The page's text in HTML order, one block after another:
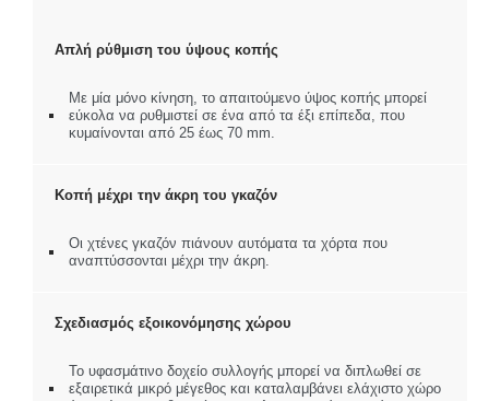
Απλή ρύθμιση του ύψους κοπής
Με μία μόνο κίνηση, το απαιτούμενο ύψος κοπής μπορεί
εύκολα να ρυθμιστεί σε ένα από τα έξι επίπεδα, που
κυμαίνονται από 25 έως 70 mm.
Κοπή μέχρι την άκρη του γκαζόν
Οι χτένες γκαζόν πιάνουν αυτόματα τα χόρτα που
αναπτύσσονται μέχρι την άκρη.
Σχεδιασμός εξοικονόμησης χώρου
Το υφασμάτινο δοχείο συλλογής μπορεί να διπλωθεί σε
εξαιρετικά μικρό μέγεθος και καταλαμβάνει ελάχιστο χώρο